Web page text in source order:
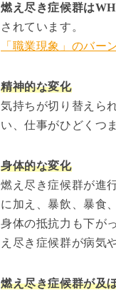
燃え尽き症候群は
されています。
「職業現象」のバー
精神的な変化
気持ちが切り替えら
い、仕事がひどくつ
身体的な変化
燃え尽き症候群が進
に加え、暴飲、暴食
身体の抵抗力も下が
え尽き症候群が病気
燃え尽き症候群が及